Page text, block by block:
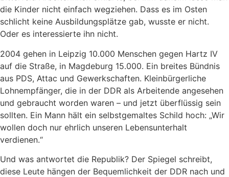
die Kinder nicht einfach wegziehen. Dass es im Osten
schlicht keine Ausbildungsplätze gab, wusste er nicht.
Oder es interessierte ihn nicht.
2004 gehen in Leipzig 10.000 Menschen gegen Hartz IV
auf die Straße, in Magdeburg 15.000. Ein breites Bündnis
aus PDS, Attac und Gewerkschaften. Kleinbürgerliche
Lohnempfänger, die in der DDR als Arbeitende angesehen
und gebraucht worden waren – und jetzt überflüssig sein
sollten. Ein Mann hält ein selbstgemaltes Schild hoch: „Wir
wollen doch nur ehrlich unseren Lebensunterhalt
verdienen.“
Und was antwortet die Republik? Der Spiegel schreibt,
diese Leute hängen der Bequemlichkeit der DDR nach und